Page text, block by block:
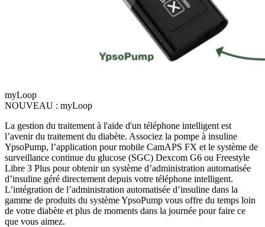
myLoop
NOUVEAU : myLoop
La gestion du traitement à l'aide d'un téléphone intelligent est
l’avenir du traitement du diabète. Associez la pompe à insuline
YpsoPump, l’application pour mobile CamAPS FX et le système de
surveillance continue du glucose (SGC) Dexcom G6 ou Freestyle
Libre 3 Plus pour obtenir un système d’administration automatisée
d’insuline géré directement depuis votre téléphone intelligent.
L’intégration de l’administration automatisée d’insuline dans la
gamme de produits du système YpsoPump vous offre du temps loin
de votre diabète et plus de moments dans la journée pour faire ce
que vous aimez.